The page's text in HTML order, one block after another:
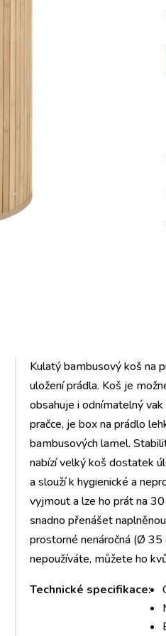
Kulatý bambusový koš na
uložení prádla. Koš je
obsahuje i odnímatelný
pračce, je box na prádlo
bambusových lamel.
nabízí velký koš dostatek
a slouží k hygienické a
vyjmout a lze ho prát na
snadno přenášet
prostorné nenáročná (Ø
nepoužíváte, můžete ho
Technické specifikace: